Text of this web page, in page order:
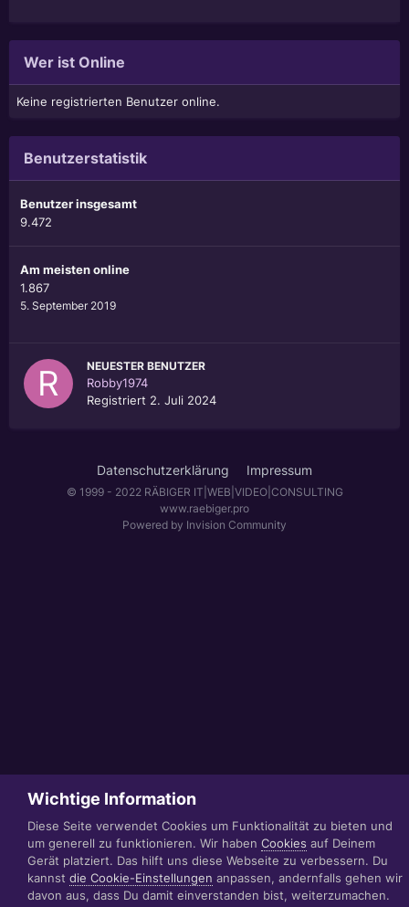
Wer ist Online
Keine registrierten Benutzer online.
Benutzerstatistik
Benutzer insgesamt
9.472
Am meisten online
1.867
5. September 2019
NEUESTER BENUTZER
Robby1974
Registriert 2. Juli 2024
Datenschutzerklärung Impressum
© 1999 - 2022 RÄBIGER IT|WEB|VIDEO|CONSULTING
www.raebiger.pro
Powered by Invision Community
Wichtige Information
Diese Seite verwendet Cookies um Funktionalität zu bieten und
um generell zu funktionieren. Wir haben Cookies auf Deinem
Gerät platziert. Das hilft uns diese Webseite zu verbessern. Du
kannst die Cookie-Einstellungen anpassen, andernfalls gehen wir
davon aus, dass Du damit einverstanden bist, weiterzumachen.